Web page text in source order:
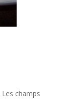
Les champs